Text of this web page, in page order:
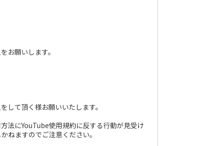
お願いします。
して頂く様お願いいたします。
法にYouTube使用規約に反する行動が見受け
ねますのでご注意ください。